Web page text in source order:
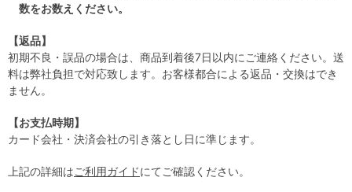
数をお数えください。
【返品】
初期不良・誤品の場合は、商品到着後7日以内にご連絡ください。送
料は弊社負担で対応致します。お客様都合による返品・交換はでき
ません。
【お支払時期】
カード会社・決済会社の引き落とし日に準じます。
上記の詳細はご利用ガイドにてご確認ください。